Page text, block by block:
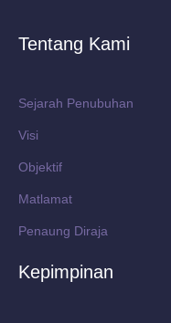
Tentang Kami
Sejarah Penubuhan
Visi
Objektif
Matlamat
Penaung Diraja
Kepimpinan